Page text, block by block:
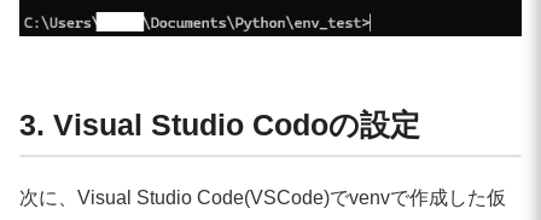
3. Visual Studio Codoの設定
次に、Visual Studio Code(VSCode)でvenvで作成した仮